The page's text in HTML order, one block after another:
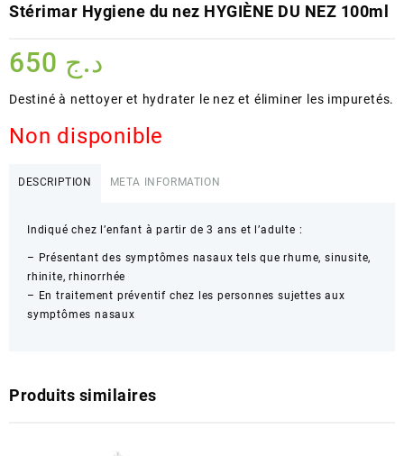
Stérimar Hygiene du nez HYGIÈNE DU NEZ 100ml
د.ج
Destiné à nettoyer et hydrater le nez et éliminer les impuretés.
Non disponible
DESCRIPTION META INFORMATION
Indiqué chez l’enfant à partir de 3 ans et l’adulte :
– Présentant des symptômes nasaux tels que rhume, sinusite,
rhinite, rhinorrhée
– En traitement préventif chez les personnes sujettes aux
symptômes nasaux
Produits similaires